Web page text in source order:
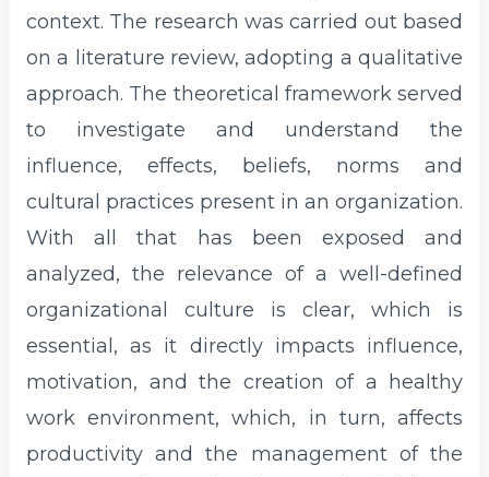
context. The research was carried out based
on a literature review, adopting a qualitative
approach. The theoretical framework served
to investigate and understand the
influence, effects, beliefs, norms and
cultural practices present in an organization.
With all that has been exposed and
analyzed, the relevance of a well-defined
organizational culture is clear, which is
essential, as it directly impacts influence,
motivation, and the creation of a healthy
work environment, which, in turn, affects
productivity and the management of the